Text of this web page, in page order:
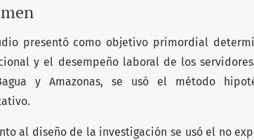
presentó como objetivo primordial
y el desempeño laboral de los
y Amazonas, se usó el método
al diseño de la investigación se usó el no